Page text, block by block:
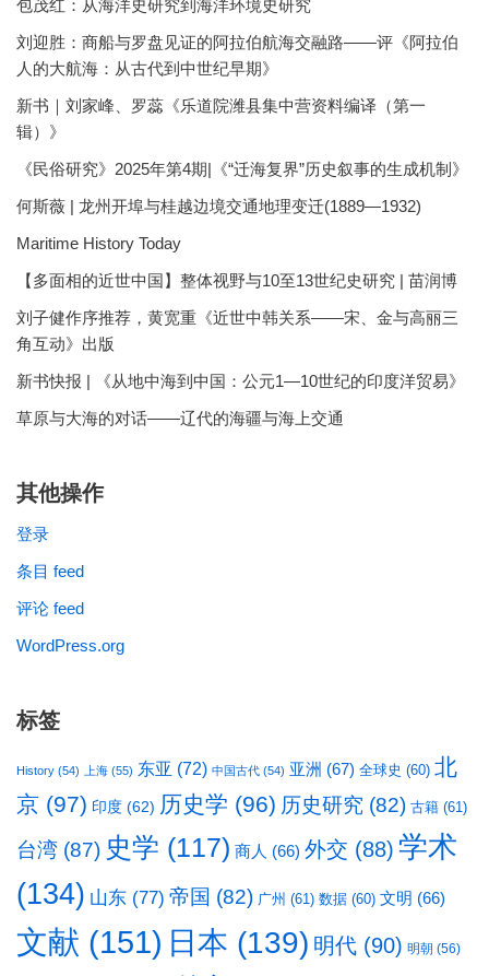
包茂红：从海洋史研究到海洋环境史研究
刘迎胜：商船与罗盘见证的阿拉伯航海交融路——评《阿拉伯
人的大航海：从古代到中世纪早期》
新书｜刘家峰、罗蕊《乐道院潍县集中营资料编译（第一
辑）》
《民俗研究》2025年第4期|《“迁海复界”历史叙事的生成机制》
何斯薇 | 龙州开埠与桂越边境交通地理变迁(1889—1932)
Maritime History Today
【多面相的近世中国】整体视野与10至13世纪史研究 | 苗润博
刘子健作序推荐，黄宽重《近世中韩关系——宋、金与高丽三
角互动》出版
新书快报 | 《从地中海到中国：公元1—10世纪的印度洋贸易》
草原与大海的对话——辽代的海疆与海上交通
其他操作
登录
条目 feed
评论 feed
WordPress.org
标签
History (54) 上海 (55) 东亚 (72) 中国古代 (54) 亚洲 (67) 全球史 (60) 北
京 (97) 印度 (62) 历史学 (96) 历史研究 (82) 古籍 (61)
台湾 (87) 史学 (117) 商人 (66) 外交 (88) 学术
(134) 山东 (77) 帝国 (82) 广州 (61) 数据 (60) 文明 (66)
文献 (151) 日本 (139) 明代 (90) 明朝 (56)